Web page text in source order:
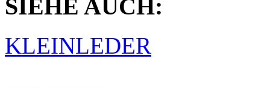
SIEHE AUCH:
KLEINLEDER